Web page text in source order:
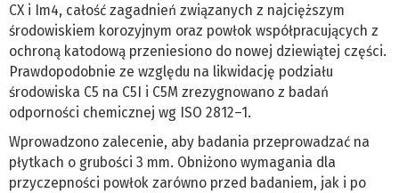
CX i Im4, całość zagadnień związanych z najcięższym
środowiskiem korozyjnym oraz powłok współpracujących z
ochroną katodową przeniesiono do nowej dziewiątej części.
Prawdopodobnie ze względu na likwidację podziału
środowiska C5 na C5I i C5M zrezygnowano z badań
odporności chemicznej wg ISO 2812–1.
Wprowadzono zalecenie, aby badania przeprowadzać na
płytkach o grubości 3 mm. Obniżono wymagania dla
przyczepności powłok zarówno przed badaniem, jak i po